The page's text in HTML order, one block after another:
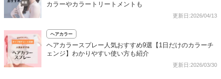
カラーやカラートリートメントも
更新日:2026/04/13
ヘアカラー
ヘアカラースプレー人気おすすめ9選【1日だけのカラーチ
ェンジ】わかりやすい使い方も紹介
更新日:2026/03/30